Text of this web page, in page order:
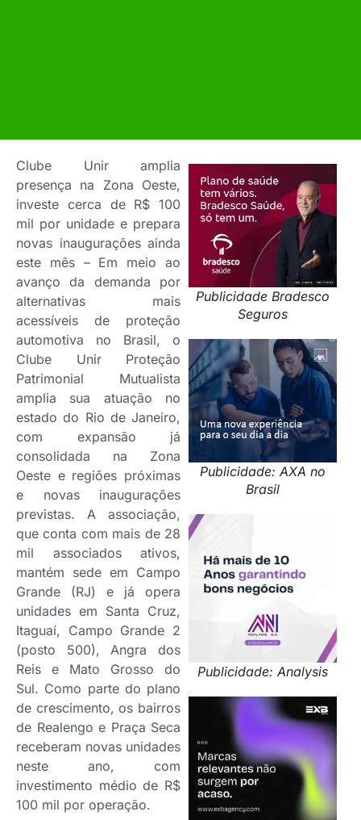
Publicidade Bradesco
Seguros
Publicidade: AXA no
Brasil
Publicidade: Analysis
Clube Unir amplia
presença na Zona Oeste,
investe cerca de R$ 100
mil por unidade e prepara
novas inaugurações ainda
este mês – Em meio ao
avanço da demanda por
alternativas mais
acessíveis de proteção
automotiva no Brasil, o
Clube Unir Proteção
Patrimonial Mutualista
amplia sua atuação no
estado do Rio de Janeiro,
com expansão já
consolidada na Zona
Oeste e regiões próximas
e novas inaugurações
previstas. A associação,
que conta com mais de 28
mil associados ativos,
mantém sede em Campo
Grande (RJ) e já opera
unidades em Santa Cruz,
Itaguaí, Campo Grande 2
(posto 500), Angra dos
Reis e Mato Grosso do
Sul. Como parte do plano
de crescimento, os bairros
de Realengo e Praça Seca
receberam novas unidades
neste ano, com
investimento médio de R$
100 mil por operação.